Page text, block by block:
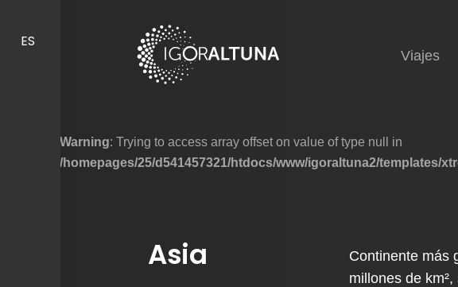
ES
Viajes
Warning: Trying to access array offset on value of type null in
/homepages/25/d541457321/htdocs/www/igoraltuna2/templates/
Asia
Continente más
millones de